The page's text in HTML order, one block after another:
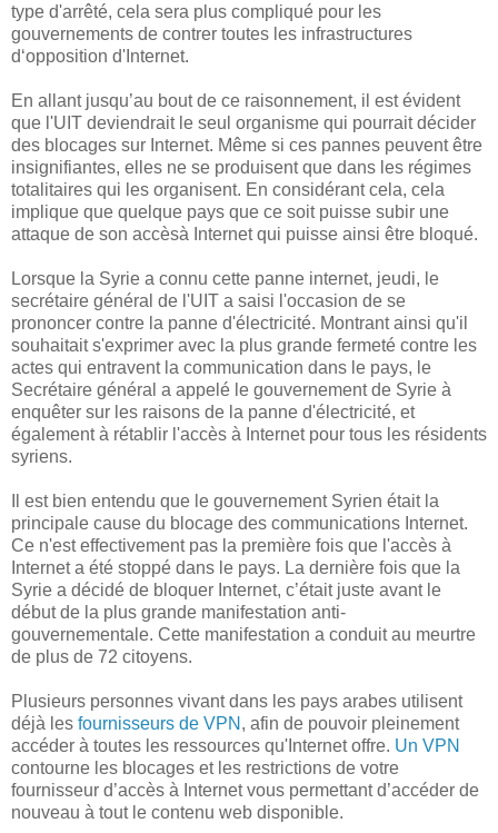
type d'arrêté, cela sera plus compliqué pour les
gouvernements de contrer toutes les infrastructures
d‘opposition d'Internet.
En allant jusqu’au bout de ce raisonnement, il est évident
que l'UIT deviendrait le seul organisme qui pourrait décider
des blocages sur Internet. Même si ces pannes peuvent être
insignifiantes, elles ne se produisent que dans les régimes
totalitaires qui les organisent. En considérant cela, cela
implique que quelque pays que ce soit puisse subir une
attaque de son accèsà Internet qui puisse ainsi être bloqué.
Lorsque la Syrie a connu cette panne internet, jeudi, le
secrétaire général de l'UIT a saisi l'occasion de se
prononcer contre la panne d'électricité. Montrant ainsi qu'il
souhaitait s'exprimer avec la plus grande fermeté contre les
actes qui entravent la communication dans le pays, le
Secrétaire général a appelé le gouvernement de Syrie à
enquêter sur les raisons de la panne d'électricité, et
également à rétablir l'accès à Internet pour tous les résidents
syriens.
Il est bien entendu que le gouvernement Syrien était la
principale cause du blocage des communications Internet.
Ce n'est effectivement pas la première fois que l'accès à
Internet a été stoppé dans le pays. La dernière fois que la
Syrie a décidé de bloquer Internet, c’était juste avant le
début de la plus grande manifestation anti-
gouvernementale. Cette manifestation a conduit au meurtre
de plus de 72 citoyens.
Plusieurs personnes vivant dans les pays arabes utilisent
déjà les fournisseurs de VPN , afin de pouvoir pleinement
accéder à toutes les ressources qu'Internet offre. Un VPN
contourne les blocages et les restrictions de votre
fournisseur d’accès à Internet vous permettant d’accéder de
nouveau à tout le contenu web disponible.